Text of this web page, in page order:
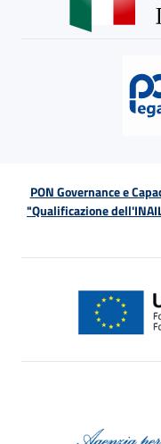
PON Governance e
"Qualificazione